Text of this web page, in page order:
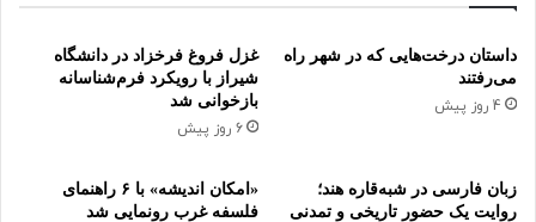
داستان درخت‌هایی که در شهر راه
می‌رفتند
4 روز پیش
غزل فروغ فرخزاد در دانشگاه
شیراز با رویکرد فرم‌شناسانه
بازخوانی شد
6 روز پیش
زبان فارسی در شبه‌قاره هند؛
روایت یک حضور تاریخی و تمدنی
«امکان اندیشه» با ۶ راهنمای
فلسفه غرب رونمایی شد